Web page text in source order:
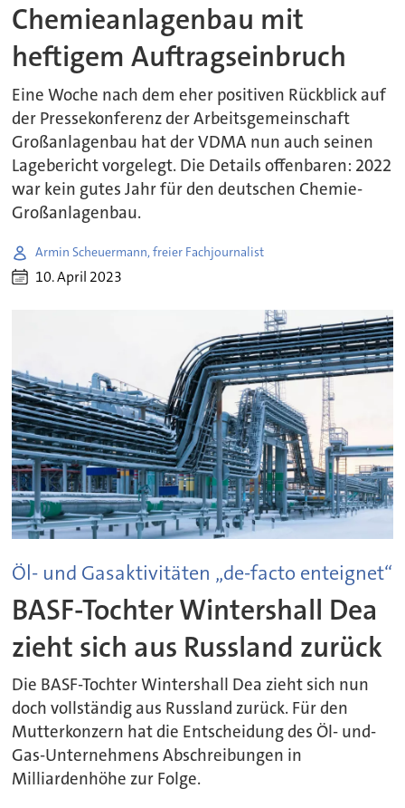
Chemieanlagenbau mit
heftigem Auftragseinbruch
Eine Woche nach dem eher positiven Rückblick auf
der Pressekonferenz der Arbeitsgemeinschaft
Großanlagenbau hat der VDMA nun auch seinen
Lagebericht vorgelegt. Die Details offenbaren: 2022
war kein gutes Jahr für den deutschen Chemie-
Großanlagenbau.
Armin Scheuermann, freier Fachjournalist
10. April 2023
Öl- und Gasaktivitäten „de-facto enteignet“
BASF-Tochter Wintershall Dea
zieht sich aus Russland zurück
Die BASF-Tochter Wintershall Dea zieht sich nun
doch vollständig aus Russland zurück. Für den
Mutterkonzern hat die Entscheidung des Öl- und-
Gas-Unternehmens Abschreibungen in
Milliardenhöhe zur Folge.